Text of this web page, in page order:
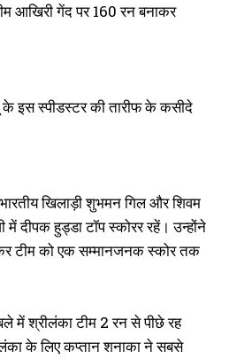
आखिरी गेंद पर 160 रन बनाकर
इस स्पीडस्टर की तारीफ के कसीदे
खिलाड़ी शुभमन गिल और शिवम
में दीपक हुड्डा टॉप स्कोरर रहें। उन्होंने
टीम को एक सम्मानजनक स्कोर तक
में श्रीलंका टीम 2 रन से पीछे रह
के लिए कप्तान शनाका ने सबसे